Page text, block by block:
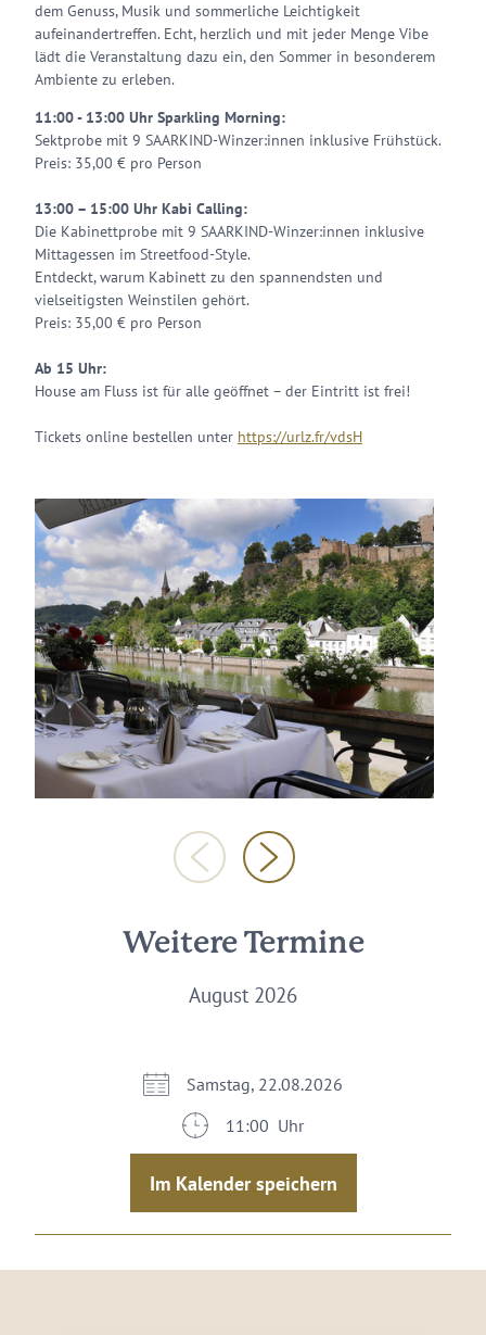
dem Genuss, Musik und sommerliche Leichtigkeit
aufeinandertreffen. Echt, herzlich und mit jeder Menge Vibe
lädt die Veranstaltung dazu ein, den Sommer in besonderem
Ambiente zu erleben.
11:00 - 13:00 Uhr Sparkling Morning:
Sektprobe mit 9 SAARKIND-Winzer:innen inklusive Frühstück.
Preis: 35,00 € pro Person
13:00 – 15:00 Uhr Kabi Calling:
Die Kabinettprobe mit 9 SAARKIND-Winzer:innen inklusive
Mittagessen im Streetfood-Style.
Entdeckt, warum Kabinett zu den spannendsten und
vielseitigsten Weinstilen gehört.
Preis: 35,00 € pro Person
Ab 15 Uhr:
House am Fluss ist für alle geöffnet – der Eintritt ist frei!
Tickets online bestellen unter https://urlz.fr/vdsH
Weitere Termine
August 2026
Samstag, 22.08.2026
11:00 Uhr
Im Kalender speichern